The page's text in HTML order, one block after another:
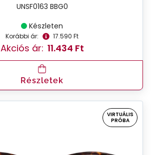
UNSF0163 BBG0
Készleten
Korábbi ár: 17.590 Ft
Akciós ár: 11.434 Ft
Részletek
VIRTUÁLIS
PRÓBA